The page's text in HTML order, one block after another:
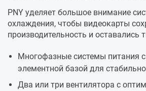
PNY уделяет большое внимание
охлаждения, чтобы видеокарты
производительность и оставались
Многофазные системы питания с
элементной базой для
Два или три вентилятора с